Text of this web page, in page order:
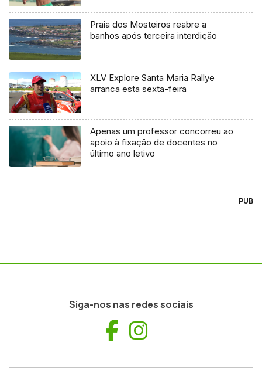
Praia dos Mosteiros reabre a
banhos após terceira interdição
XLV Explore Santa Maria Rallye
arranca esta sexta-feira
Apenas um professor concorreu ao
apoio à fixação de docentes no
último ano letivo
PUB
Siga-nos nas redes sociais
Facebook